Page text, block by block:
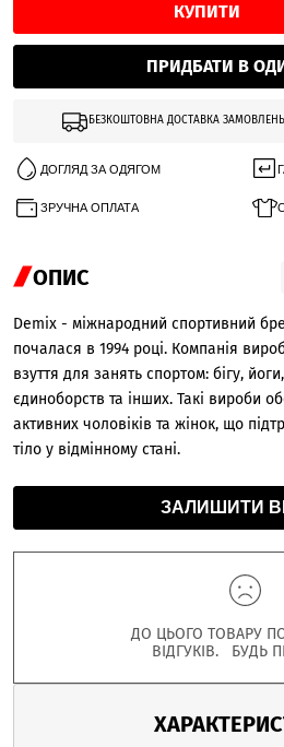
КУПИТИ
ПРИДБАТИ В
БЕЗКОШТОВНА ДОСТАВКА
ДОГЛЯД ЗА ОДЯГОМ
ЗРУЧНА ОПЛАТА
ОПИС
Demix - міжнародний спортивний
почалася в 1994 році. Компанія
взуття для занять спортом: бігу,
єдиноборств та інших. Такі вироби
активних чоловіків та жінок, що
тіло у відмінному стані.
ЗАЛИШИТИ
ДО ЦЬОГО ТОВАРУ
ВІДГУКІВ. БУДЬ